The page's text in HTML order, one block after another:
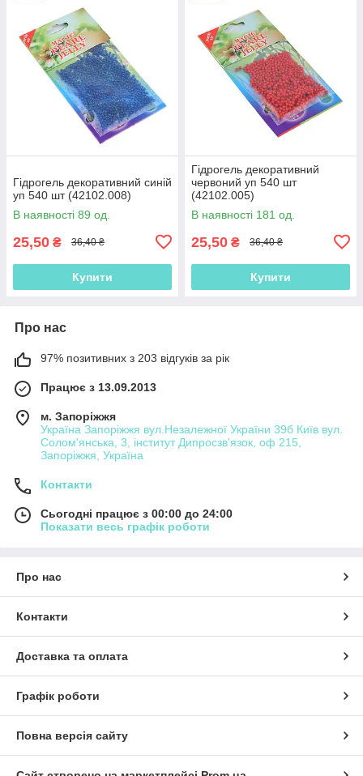
Гідрогель декоративний синій
уп 540 шт (42102.008)
В наявності 89 од.
25,50 ₴ 36,40 ₴
Купити
Гідрогель декоративний
червоний уп 540 шт
(42102.005)
В наявності 181 од.
25,50 ₴ 36,40 ₴
Купити
Про нас
97% позитивних з 203 відгуків за рік
Працює з 13.09.2013
м. Запоріжжя
Україна Запоріжжя вул.Незалежної України 39б Київ вул.
Солом'янська, 3, інститут Дипросзв'язок, оф 215,
Запоріжжя, Україна
Контакти
Сьогодні працює з 00:00 до 24:00
Показати весь графік роботи
Про нас
Контакти
Доставка та оплата
Графік роботи
Повна версія сайту